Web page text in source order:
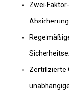
Zwei-
Zertifizierte